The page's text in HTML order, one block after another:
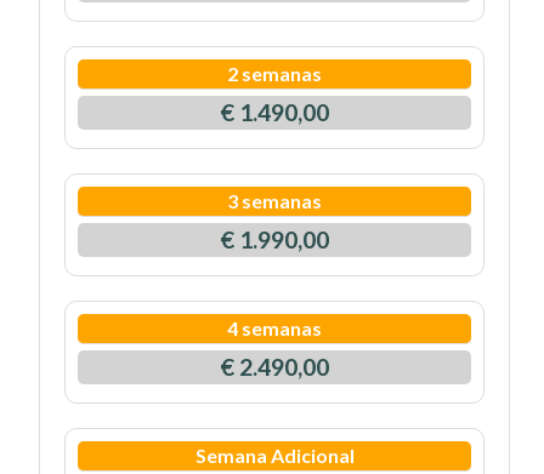
2 semanas
€ 1.490,00
3 semanas
€ 1.990,00
4 semanas
€ 2.490,00
Semana Adicional